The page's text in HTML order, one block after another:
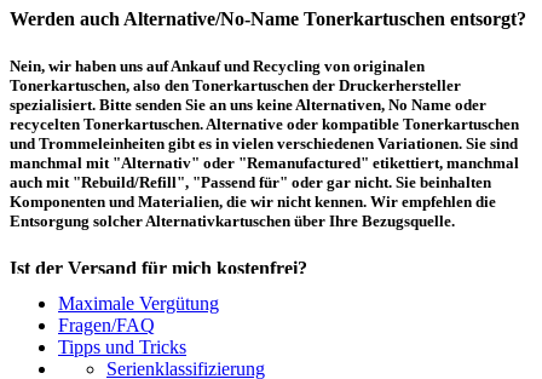
Werden auch Alternative/No-Name Tonerkartuschen entsorgt?
Nein, wir haben uns auf Ankauf und Recycling von originalen
Tonerkartuschen, also den Tonerkartuschen der Druckerhersteller
spezialisiert. Bitte senden Sie an uns keine Alternativen, No Name oder
recycelten Tonerkartuschen. Alternative oder kompatible Tonerkartuschen
und Trommeleinheiten gibt es in vielen verschiedenen Variationen. Sie sind
manchmal mit "Alternativ" oder "Remanufactured" etikettiert, manchmal
auch mit "Rebuild/Refill", "Passend für" oder gar nicht. Sie beinhalten
Komponenten und Materialien, die wir nicht kennen. Wir empfehlen die
Entsorgung solcher Alternativkartuschen über Ihre Bezugsquelle.
Ist der Versand für mich kostenfrei?
Ein kostenfreier, innerdeutscher Versand (Paketmarke bzw.
Palettenabholung) ist erst ab einem Ankaufswert von 30,00€ pro Paket bzw.
150,00€ pro Palette möglich. Unter diesen Werten belaufen sich die
Rücksendekosten auf 7,14€ pro Paket bzw. 59,50€ pro Palette (inkl. MwSt.).
Maximale Vergütung
Fragen/FAQ
Tipps und Tricks
Serienklassifizierung